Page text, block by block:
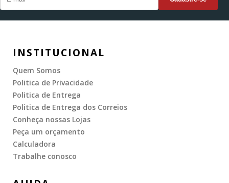
INSTITUCIONAL
Quem Somos
Politica de Privacidade
Politica de Entrega
Politica de Entrega dos Correios
Conheça nossas Lojas
Peça um orçamento
Calculadora
Trabalhe conosco